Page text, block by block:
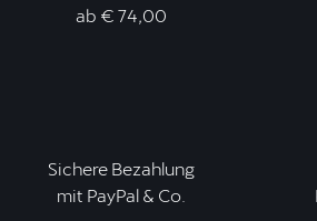
ab € 74,00
Sichere Bezahlung
mit PayPal & Co.